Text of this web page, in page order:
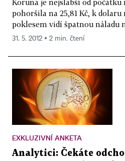
Koruna je nejslabší od
pohoršila na 25,81 Kč, k
poklesem vidí špatnou náladu
31. 5. 2012 ▪ 2 min. čtení
EXKLUZIVNÍ ANKETA
Analytici: Čekáte